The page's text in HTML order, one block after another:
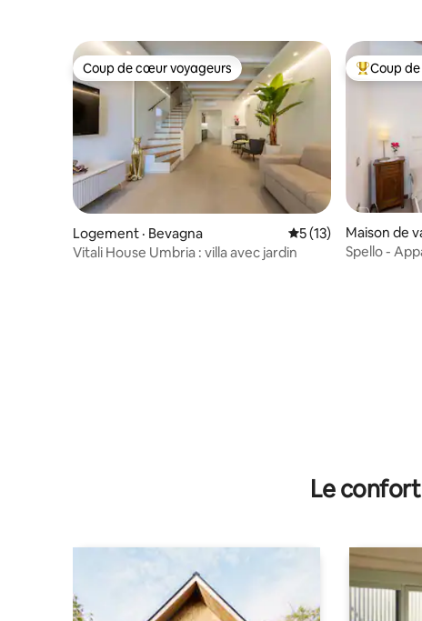
Coup de cœur voyageurs
Coup de cœur voyageurs
Logement · Bevagna Note moyenne de 5
5 (13)
Vitali House Umbria : villa avec jardin
Coup de
Coup
Maison de
Spello -
Le